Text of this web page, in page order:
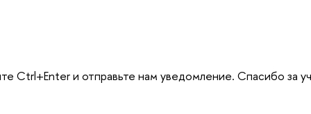
Ctrl+Enter и отправьте нам уведомление. Спасибо за